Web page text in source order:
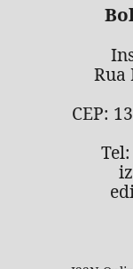
Rua
CEP: